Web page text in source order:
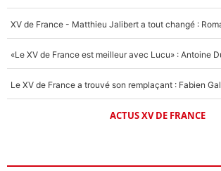
ACTUS XV DE FRANCE